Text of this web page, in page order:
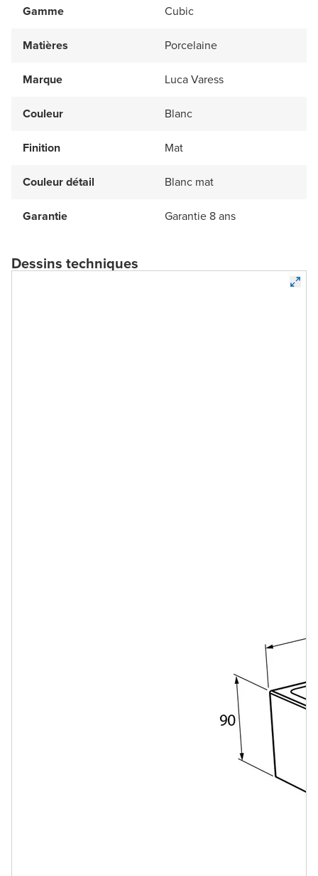
Gamme Cubic
Matières Porcelaine
Marque Luca Varess
Couleur Blanc
Finition Mat
Couleur détail Blanc mat
Garantie Garantie 8 ans
Dessins techniques